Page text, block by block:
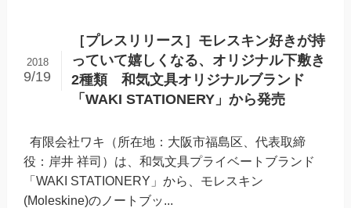
［プレスリリース］モレスキン好きが持
っていて嬉しくなる、オリジナル下敷き
2種類 和気文具オリジナルブランド
「WAKI STATIONERY」から発売
2018
9/19
有限会社ワキ（所在地：大阪市福島区、代表取締
役：岸井 祥司）は、和気文具プライベートブランド
「WAKI STATIONERY」から、モレスキン
(Moleskine)のノートブッ...